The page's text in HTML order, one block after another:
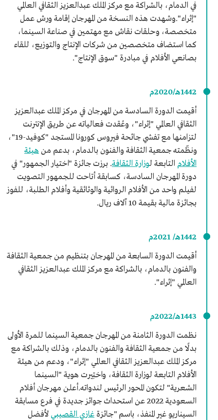
في الدمام، بالشراكة مع مركز الملك عبدالعزيز الثقافي العالمي
"إثراء".وشهدت هذه النسخة من المهرجان إقامة ورش عمل
متخصصة، وحلقات نقاش مع مهتمين في صناعة السينما،
كما استضاف متخصصين من شركات الإنتاج والتوزيع، للقاء
بصانعي الأفلام في مبادرة "سوق الإنتاج".
1442هـ/2020م
أقيمت الدورة السادسة من المهرجان في مركز الملك عبدالعزيز
الثقافي العالمي "إثراء"، وعُقدت فعالياته عن طريق الإنترنت
لتزامنها مع تفشي جائحة فيروس كورونا المستجد "كوفيد-19"،
ونظّمته جمعية الثقافة والفنون بالدمام، بدعم من هيئة
الأفلام التابعة لوزارة الثقافة. برزت جائزة "اختيار الجمهور" في
دورة المهرجان السادسة، كسابقة أتاحت للجمهور التصويت
لفيلم واحد من الأفلام الروائية والوثائقية وأفلام الطلبة، للفوز
بجائزة مالية بقيمة 10 آلاف ريال.
1442هـ/ 2021م
أقيمت الدورة السابعة من المهرجان بتنظيم من جمعية الثقافة
والفنون بالدمام، بالشراكة مع مركز الملك عبدالعزيز الثقافي
العالمي "إثراء".
1443هـ/2022م
نظمت الدورة الثامنة من المهرجان جمعية السينما للمرة الأولى
بدلًا من جمعية الثقافة والفنون بالدمام، وذلك بالشراكة مع
مركز الملك عبدالعزيز الثقافي العالمي "إثراء"، ودعم من هيئة
الأفلام التابعة لوزارة الثقافة، واختِيرت هوية "السينما
الشعرية" لتكون المحور الرئيس لندواته.أعلن مهرجان أفلام
السعودية 2022 عن استحداث جوائز جديدة في فرع مسابقة
السيناريو غير المنفذ، باسم "جائزة غازي القصيبي لأفضل